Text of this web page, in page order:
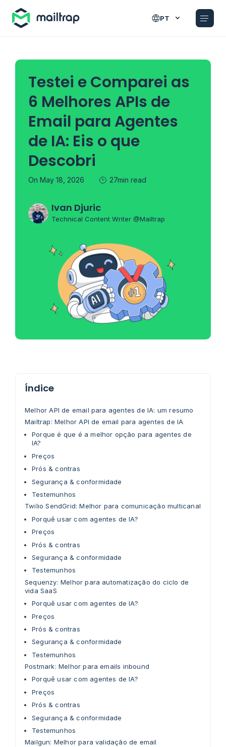
PT
Testei e Comparei as
6 Melhores APIs de
Email para Agentes
de IA: Eis o que
Descobri
On May 18, 2026 27min read
Ivan Djuric
Technical Content Writer @Mailtrap
Índice
Melhor API de email para agentes de IA: um resumo
Mailtrap: Melhor API de email para agentes de IA
Porque é que é a melhor opção para agentes de
IA?
Preços
Prós & contras
Segurança & conformidade
Testemunhos
Twilio SendGrid: Melhor para comunicação multicanal
Porquê usar com agentes de IA?
Preços
Prós & contras
Segurança & conformidade
Testemunhos
Sequenzy: Melhor para automatização do ciclo de
vida SaaS
Porquê usar com agentes de IA?
Preços
Prós & contras
Segurança & conformidade
Testemunhos
Postmark: Melhor para emails inbound
Porquê usar com agentes de IA?
Preços
Prós & contras
Segurança & conformidade
Testemunhos
Mailgun: Melhor para validação de email